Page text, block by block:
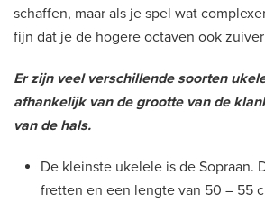
schaffen, maar als je spel wat
fijn dat je de hogere octaven ook
Er zijn veel verschillende soorten
afhankelijk van de grootte van de
van de hals.
De kleinste ukelele is de Sopraan.
fretten en een lengte van 50 – 55